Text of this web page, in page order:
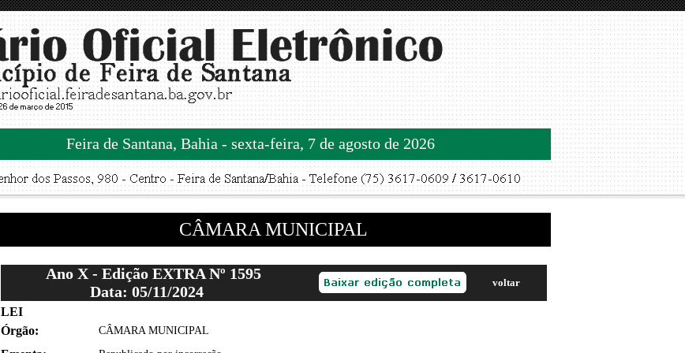
Feira de Santana, Bahia - sexta-feira, 7 de agosto de 2026
CÂMARA MUNICIPAL
Ano X - Edição EXTRA Nº 1595
Data: 05/11/2024
voltar
LEI
Órgão:
CÂMARA MUNICIPAL